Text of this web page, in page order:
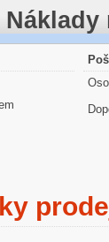
Náklady